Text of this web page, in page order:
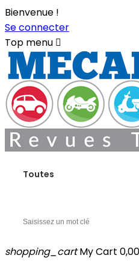
Bienvenue !
Se connecter
Top menu 
Toutes
shopping_cart My Cart